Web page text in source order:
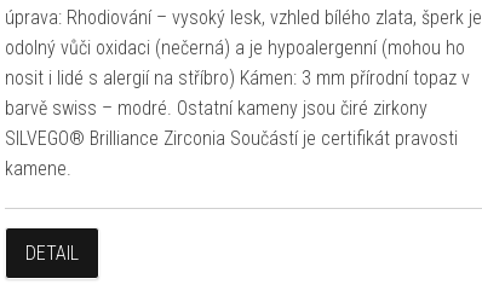
úprava: Rhodiování – vysoký lesk, vzhled bílého zlata, šperk je
odolný vůči oxidaci (nečerná) a je hypoalergenní (mohou ho
nosit i lidé s alergií na stříbro) Kámen: 3 mm přírodní topaz v
barvě swiss – modré. Ostatní kameny jsou čiré zirkony
SILVEGO® Brilliance Zirconia Součástí je certifikát pravosti
kamene.
DETAIL